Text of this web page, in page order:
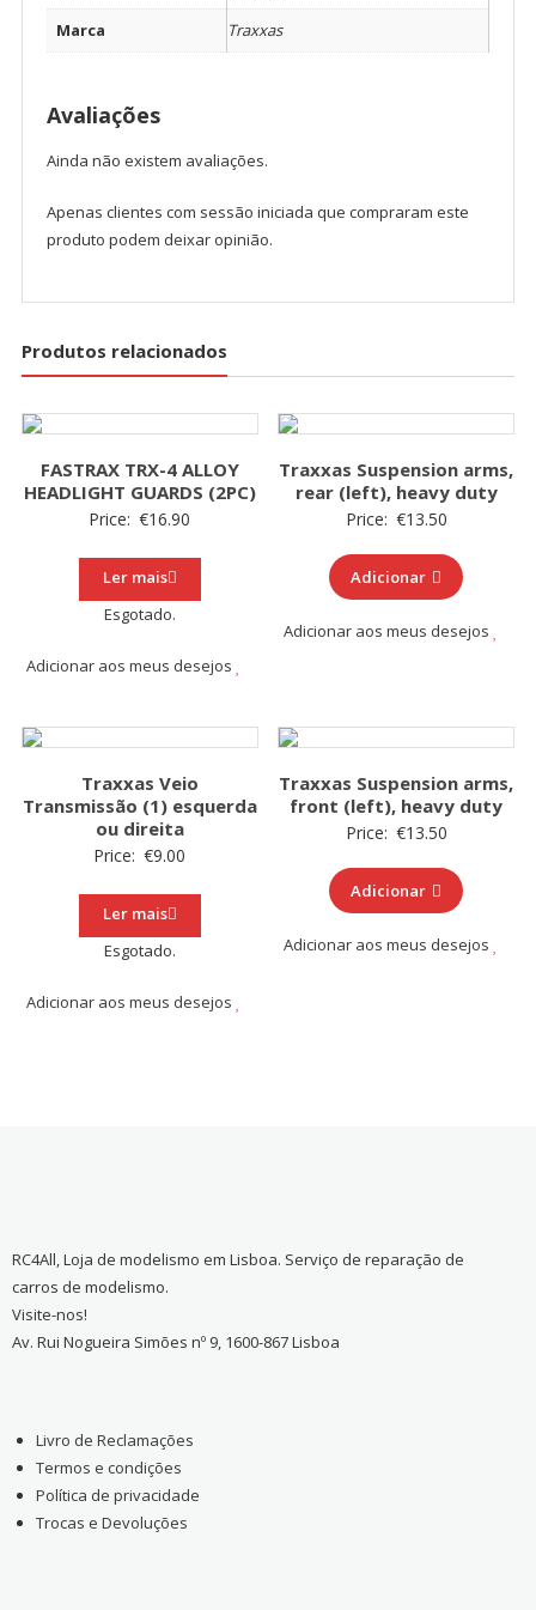
Marca
Traxxas
Avaliações
Ainda não existem avaliações.
Apenas clientes com sessão iniciada que compraram este
produto podem deixar opinião.
Produtos relacionados
FASTRAX TRX-4 ALLOY
HEADLIGHT GUARDS (2PC)
Price: €16.90
Ler mais
Esgotado.
Adicionar aos meus desejos
Traxxas Suspension arms,
rear (left), heavy duty
Price: €13.50
Adicionar
Adicionar aos meus desejos
Traxxas Veio
Transmissão (1) esquerda
ou direita
Price: €9.00
Ler mais
Esgotado.
Adicionar aos meus desejos
Traxxas Suspension arms,
front (left), heavy duty
Price: €13.50
Adicionar
Adicionar aos meus desejos
RC4All, Loja de modelismo em Lisboa. Serviço de reparação de
carros de modelismo.
Visite-nos!
Av. Rui Nogueira Simões nº 9, 1600-867 Lisboa
Livro de Reclamações
Termos e condições
Política de privacidade
Trocas e Devoluções